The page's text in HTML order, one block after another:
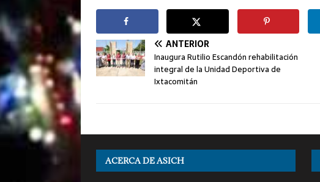
ANTERIOR
Inaugura Rutilio Escandón rehabilitación
integral de la Unidad Deportiva de
Ixtacomitán
ACERCA DE ASICH